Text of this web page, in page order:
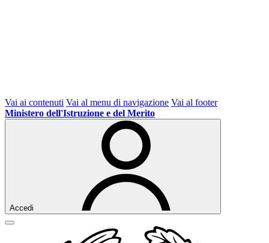
Vai ai contenuti Vai al menu di navigazione Vai al footer
Ministero dell'Istruzione e del Merito
Accedi